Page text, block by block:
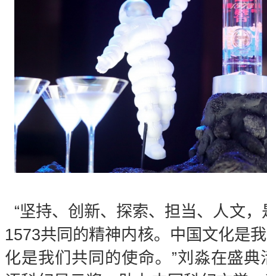
“坚持、创新、探索、担当、人文
1573共同的精神内核。中国文化是
化是我们共同的使命。”刘淼在盛